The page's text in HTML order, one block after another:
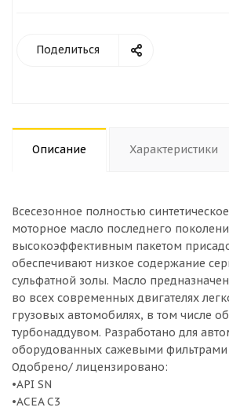
Поделиться
Описание Характеристики
Всесезонное полностью
моторное масло последнего
высокоэффективным пакетом
обеспечивают низкое содержание
сульфатной золы. Масло
во всех современных двигателях
грузовых автомобилях, в том числе
турбонаддувом. Разработано для
оборудованных сажевыми фильтрами
Одобрено/ лицензировано:
•API SN
•ACEA C3